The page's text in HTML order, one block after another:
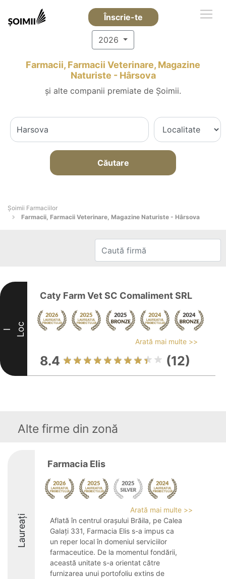
Înscrie-te
2026
Farmacii, Farmacii Veterinare, Magazine
Naturiste - Hârsova
și alte companii premiate de Șoimii.
Căutare
Şoimii Farmaciilor
Farmacii, Farmacii Veterinare, Magazine Naturiste - Hârsova
I Loc
Caty Farm Vet SC Comaliment SRL
Arată mai multe >>
8.4 (12)
Alte firme din zonă
Laureați
Farmacia Elis
Arată mai multe >>
Aflată în centrul orașului Brăila, pe Calea
Galați 331, Farmacia Elis s-a impus ca
un reper local în domeniul serviciilor
farmaceutice. De la momentul fondării,
această unitate s-a orientat către
furnizarea unui portofoliu extins de